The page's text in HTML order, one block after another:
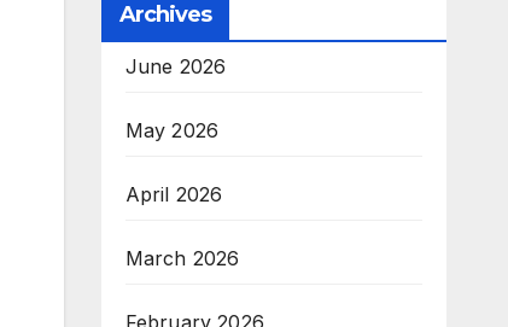
Archives
June 2026
May 2026
April 2026
March 2026
February 2026